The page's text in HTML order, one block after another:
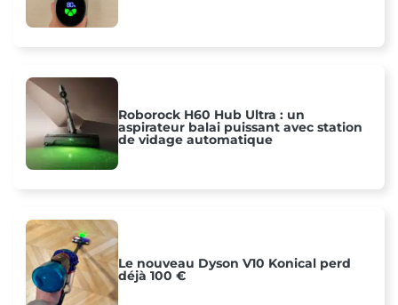
Roborock H60 Hub Ultra : un
aspirateur balai puissant avec station
de vidage automatique
Le nouveau Dyson V10 Konical perd
déjà 100 €